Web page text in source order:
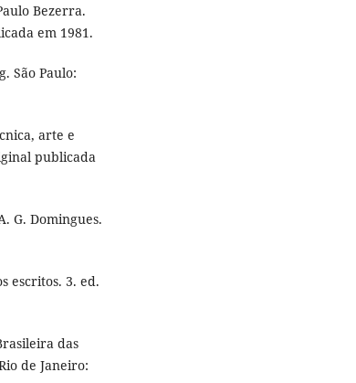
Bezerra.
em 1981.
São Paulo:
arte e
publicada
G. Domingues.
escritos. 3. ed.
das
de Janeiro: